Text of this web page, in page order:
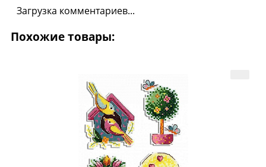
Загрузка комментариев...
Похожие товары: